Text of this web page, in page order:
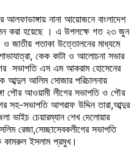
আলফাডাঙ্গায় নানা আয়োজনে বাংলাদেশ
করা হয়েছে । এ উপলক্ষে গত ২৩ জুন
ও জাতীয় পতাকা উত্তোলনের মাধ্যমে
কেক কাটা ও আলোচনা সভার
সভাপতি এস এম আকরাম হোসেনের
আব্দুল আলিম সোজার পরিচালনায়
পৌর আওয়ামী লীগের সভাপতি ও পৌর
সহ-সভাপতি আশরাফ উদ্দিন তারা,আব্দুর
ভাইচ চেয়ারম্যান শেখ দেলোয়ার
রেজা,সেচ্ছাসেবকলীগের সভাপতি
কামরুল ইসলাম প্রমুখ।